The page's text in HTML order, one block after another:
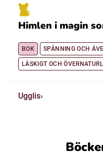
Himlen i magin
BOK SPÄNNING OCH
LÄSKIGT OCH
Ugglis